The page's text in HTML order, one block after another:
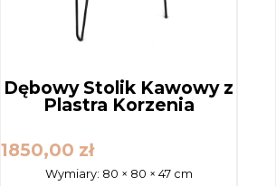
Dębowy Stolik Kawowy z
Plastra Korzenia
1850,00 zł
Wymiary: 80 × 80 × 47 cm